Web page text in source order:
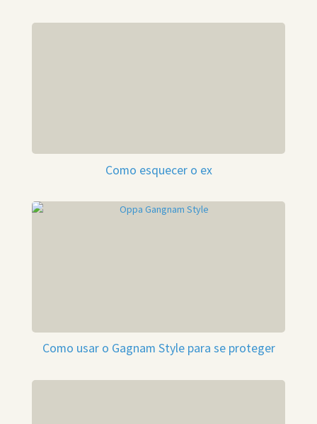
Como esquecer o ex
Como usar o Gagnam Style para se proteger